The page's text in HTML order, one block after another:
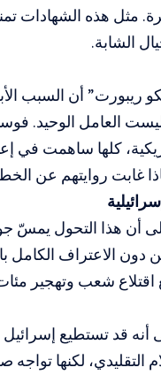
مثل هذه الشهادات
الشابة.
ريبورت” أن السبب
ليست العامل الوحيد.
كلها ساهمت في
أن هذا التحول يمسّ
الاعتراف الكامل
اقتلاع شعب وتهجير
أنه قد تستطيع
التقليدي، لكنها